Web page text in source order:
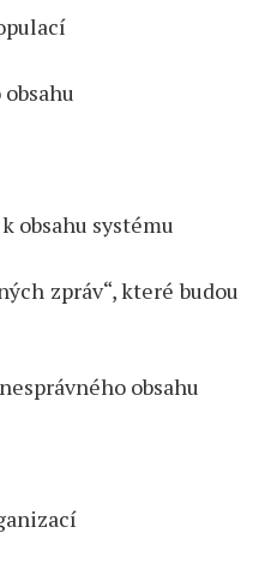
obsahu systému
zpráv“, které budou
obsahu